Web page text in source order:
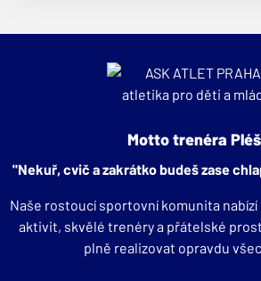
Motto trenéra
"Nekuř, cvič a zakrátko budeš zase
Naše rostoucí sportovní komunita
aktivit, skvělé trenéry a přátelské
plně realizovat opravdu